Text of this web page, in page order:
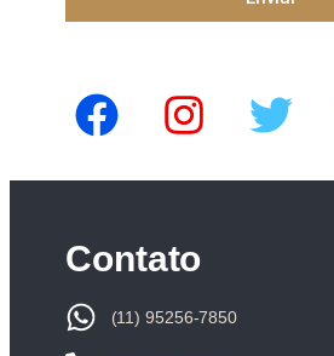
Contato
(11) 95256-7850